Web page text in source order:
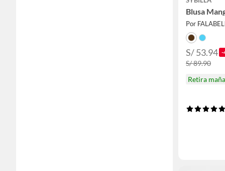
Blusa
Por
S/ 53.94 -
S/ 89.90
Retira